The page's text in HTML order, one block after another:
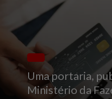
Uma portaria,
Ministério da